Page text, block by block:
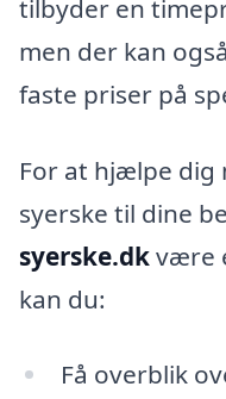
tilbyder en
men der kan
faste priser på
For at hjælpe dig
syerske til dine
syerske.dkvære
kan du:
Få overblik